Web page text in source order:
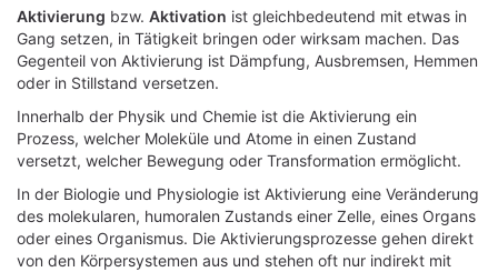
Aktivierung bzw. Aktivation ist gleichbedeutend mit etwas in
Gang setzen, in Tätigkeit bringen oder wirksam machen. Das
Gegenteil von Aktivierung ist Dämpfung, Ausbremsen, Hemmen
oder in Stillstand versetzen.
Innerhalb der Physik und Chemie ist die Aktivierung ein
Prozess, welcher Moleküle und Atome in einen Zustand
versetzt, welcher Bewegung oder Transformation ermöglicht.
In der Biologie und Physiologie ist Aktivierung eine Veränderung
des molekularen, humoralen Zustands einer Zelle, eines Organs
oder eines Organismus. Die Aktivierungsprozesse gehen direkt
von den Körpersystemen aus und stehen oft nur indirekt mit